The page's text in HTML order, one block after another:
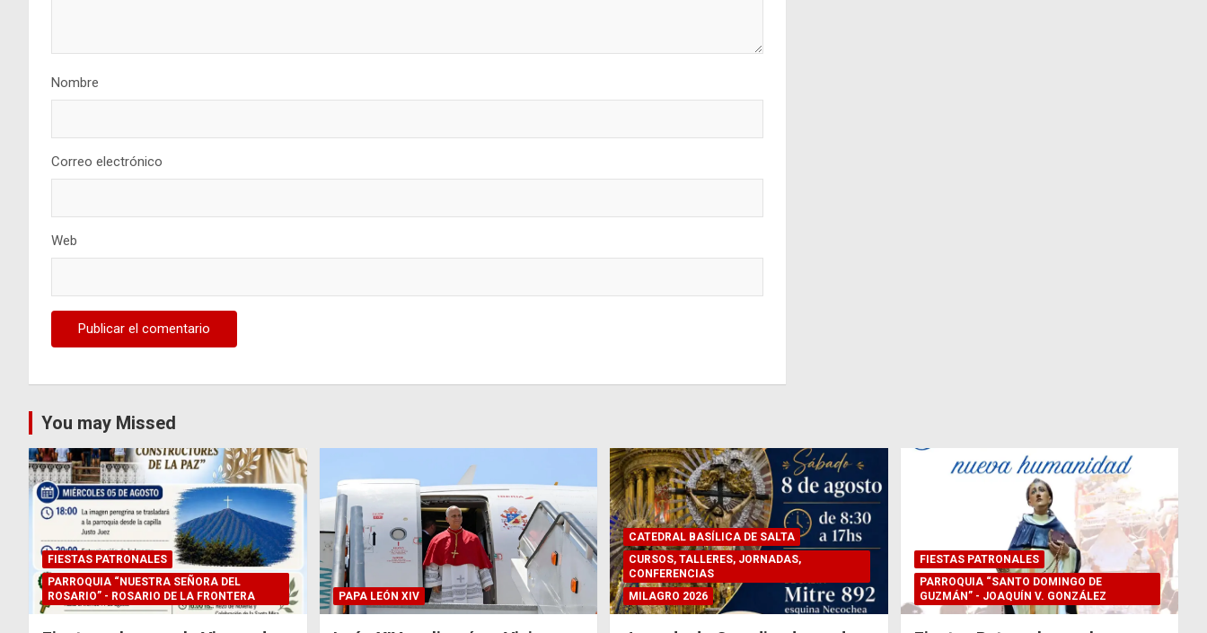
Nombre
Correo electrónico
Web
You may Missed
FIESTAS PATRONALES
PARROQUIA “NUESTRA SEÑORA DEL
ROSARIO” - ROSARIO DE LA FRONTERA
PAPA LEÓN XIV
CATEDRAL BASÍLICA DE SALTA
CURSOS, TALLERES, JORNADAS,
CONFERENCIAS
MILAGRO 2026
FIESTAS PATRONALES
PARROQUIA “SANTO DOMINGO DE
GUZMÁN” - JOAQUÍN V. GONZÁLEZ